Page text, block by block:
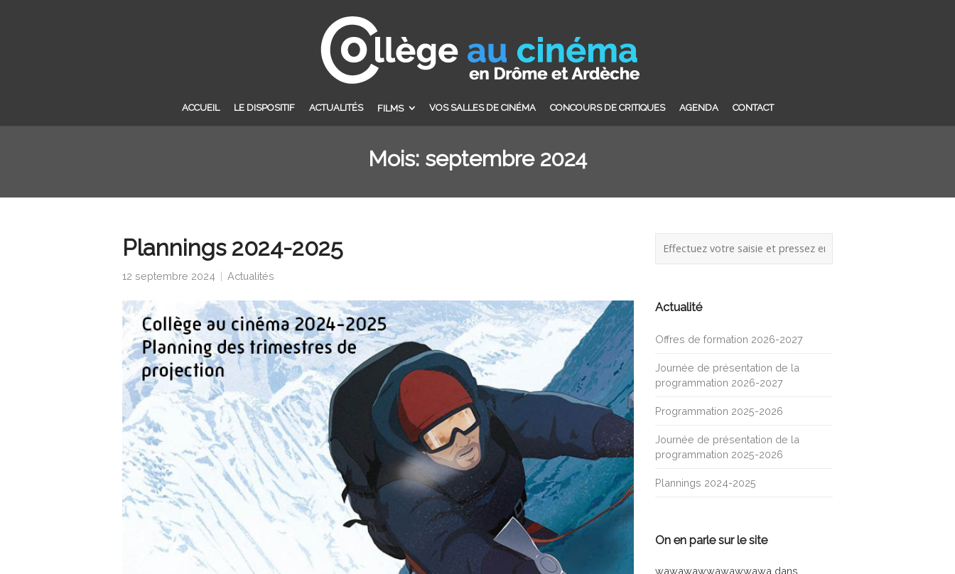
ACCUEIL LE DISPOSITIF ACTUALITÉS FILMS VOS SALLES DE CINÉMA CONCOURS DE CRITIQUES AGENDA CONTACT
Mois: septembre 2024
Plannings 2024-2025
12 septembre 2024 Actualités
Actualité
Offres de formation 2026-2027
Journée de présentation de la
programmation 2026-2027
Programmation 2025-2026
Journée de présentation de la
programmation 2025-2026
Plannings 2024-2025
On en parle sur le site
wawawawwawawwawa dans